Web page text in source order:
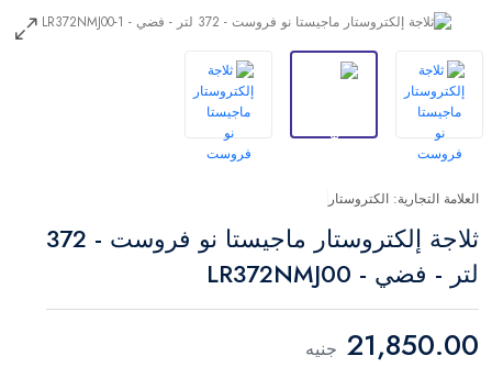
العلامة التجارية: الكتروستار
ثلاجة إلكتروستار ماجيستا نو فروست - 372
لتر - فضي - LR372NMJ00
21,850.00 جنيه